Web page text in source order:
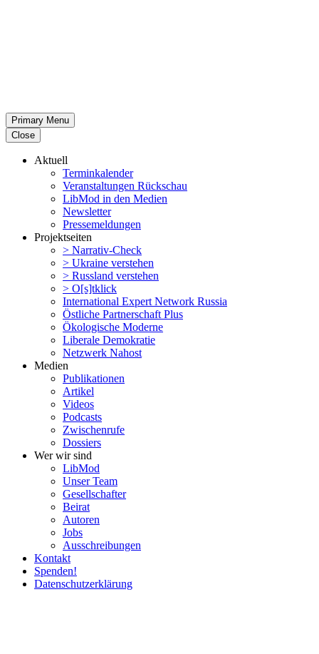
Primary Menu
Close
Aktuell
Termin­ka­lender
Veran­stal­tungen Rückschau
LibMod in den Medien
Newsletter
Presse­mel­dungen
Projekt­seiten
> Narrativ-Check
> Ukraine verstehen
> Russland verstehen
> O[s]tklick
Inter­na­tional Expert Network Russia
Östliche Partner­schaft Plus
Ökolo­gische Moderne
Liberale Demokratie
Netzwerk Nahost
Medien
Publi­ka­tionen
Artikel
Videos
Podcasts
Zwischenrufe
Dossiers
Wer wir sind
LibMod
Unser Team
Gesell­schafter
Beirat
Autoren
Jobs
Ausschrei­bungen
Kontakt
Spenden!
Daten­schutz­er­klärung